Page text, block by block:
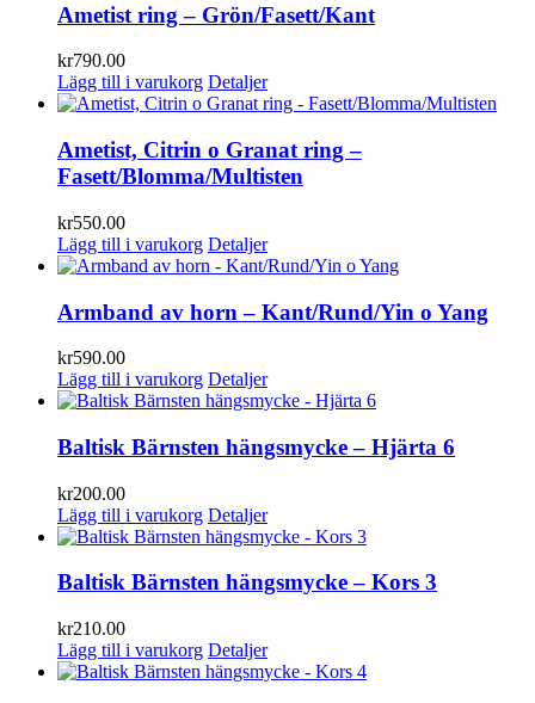
Ametist ring – Grön/Fasett/Kant
kr790.00
Lägg till i varukorg Detaljer
Ametist, Citrin o Granat ring –
Fasett/Blomma/Multisten
kr550.00
Lägg till i varukorg Detaljer
Armband av horn – Kant/Rund/Yin o Yang
kr590.00
Lägg till i varukorg Detaljer
Baltisk Bärnsten hängsmycke – Hjärta 6
kr200.00
Lägg till i varukorg Detaljer
Baltisk Bärnsten hängsmycke – Kors 3
kr210.00
Lägg till i varukorg Detaljer